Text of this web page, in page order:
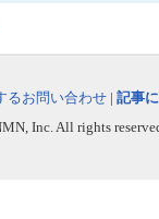
るお問い合わせ | 記事
Inc. All rights